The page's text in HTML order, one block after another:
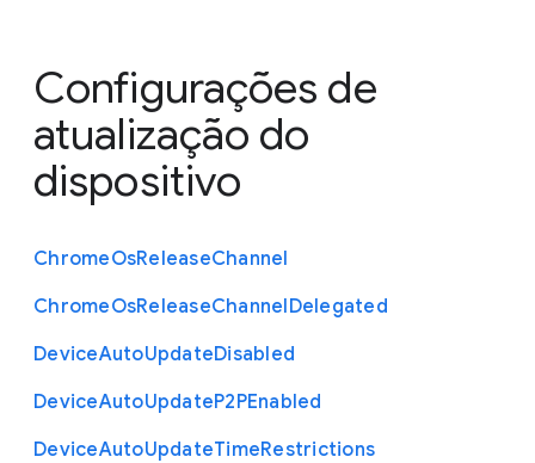
Configurações de
atualização do
dispositivo
ChromeOsReleaseChannel
ChromeOsReleaseChannelDelegated
DeviceAutoUpdateDisabled
DeviceAutoUpdateP2PEnabled
DeviceAutoUpdateTimeRestrictions